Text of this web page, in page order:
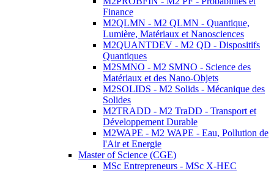
Finance
M2QLMN - M2 QLMN - Quantique,
Lumière, Matériaux et Nanosciences
M2QUANTDEV - M2 QD - Dispositifs
Quantiques
M2SMNO - M2 SMNO - Science des
Matériaux et des Nano-Objets
M2SOLIDS - M2 Solids - Mécanique des
Solides
M2TRADD - M2 TraDD - Transport et
Développement Durable
M2WAPE - M2 WAPE - Eau, Pollution de
l'Air et Energie
Master of Science (CGE)
MSc Entrepreneurs - MSc X-HEC